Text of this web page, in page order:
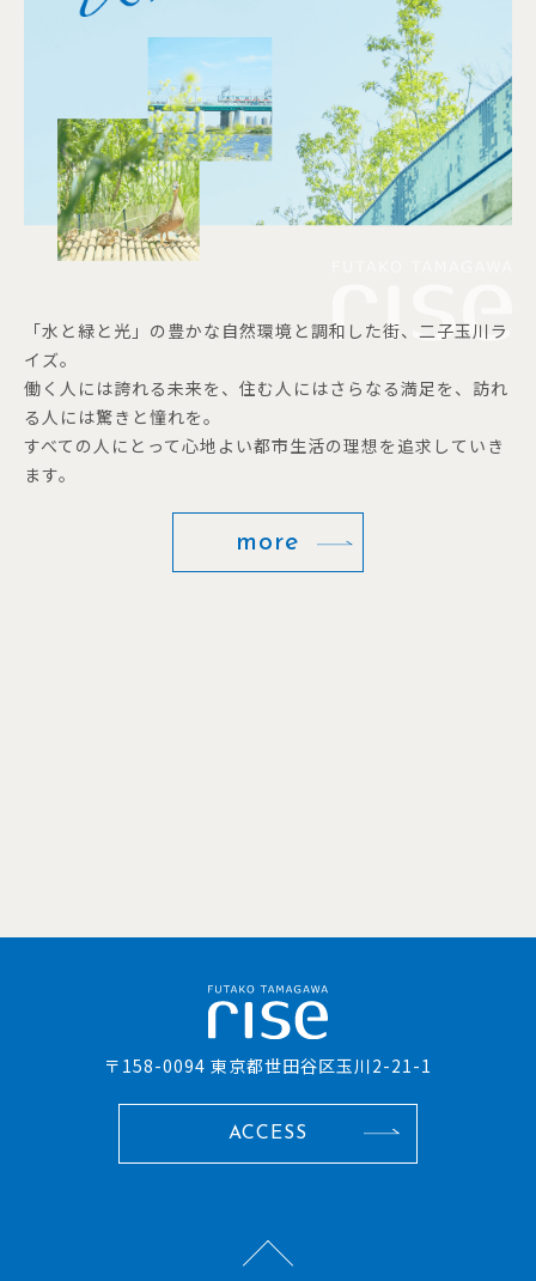
「水と緑と光」の豊かな自然環境と調和した街、二子玉川ラ
イズ。
働く人には誇れる未来を、住む人にはさらなる満足を、訪れ
る人には驚きと憧れを。
すべての人にとって心地よい都市生活の理想を追求していき
ます。
more
〒158-0094 東京都世田谷区玉川2-21-1
ACCESS